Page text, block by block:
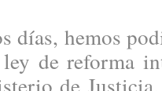
hemos
de reforma
de